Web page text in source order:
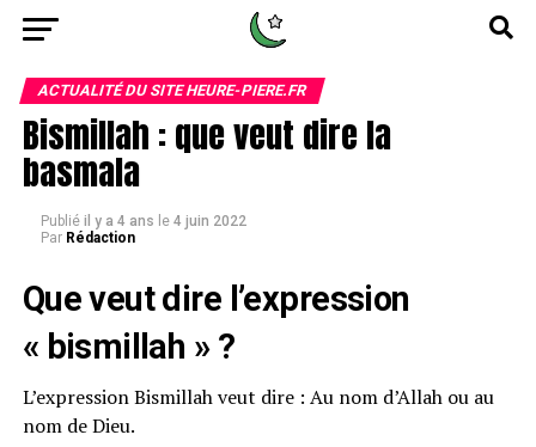
ACTUALITÉ DU SITE HEURE-PIERE.FR
Bismillah : que veut dire la
basmala
Publié il y a 4 ans le 4 juin 2022
Par Rédaction
Que veut dire l’expression
« bismillah » ?
L’expression Bismillah veut dire : Au nom d’Allah ou au
nom de Dieu.